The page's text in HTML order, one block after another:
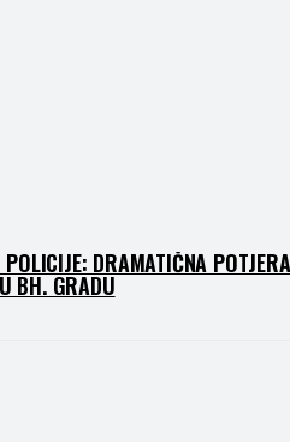
DRAMATIČNA POTJERA
BH. GRADU